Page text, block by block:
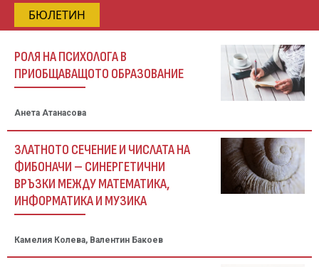
БЮЛЕТИН
РОЛЯ НА ПСИХОЛОГА В
ПРИОБЩАВАЩОТО ОБРАЗОВАНИЕ
Анета Атанасова
ЗЛАТНОТО СЕЧЕНИЕ И ЧИСЛАТА НА
ФИБОНАЧИ – СИНЕРГЕТИЧНИ
ВРЪЗКИ МЕЖДУ МАТЕМАТИКА,
ИНФОРМАТИКА И МУЗИКА
Камелия Колева, Валентин Бакоев